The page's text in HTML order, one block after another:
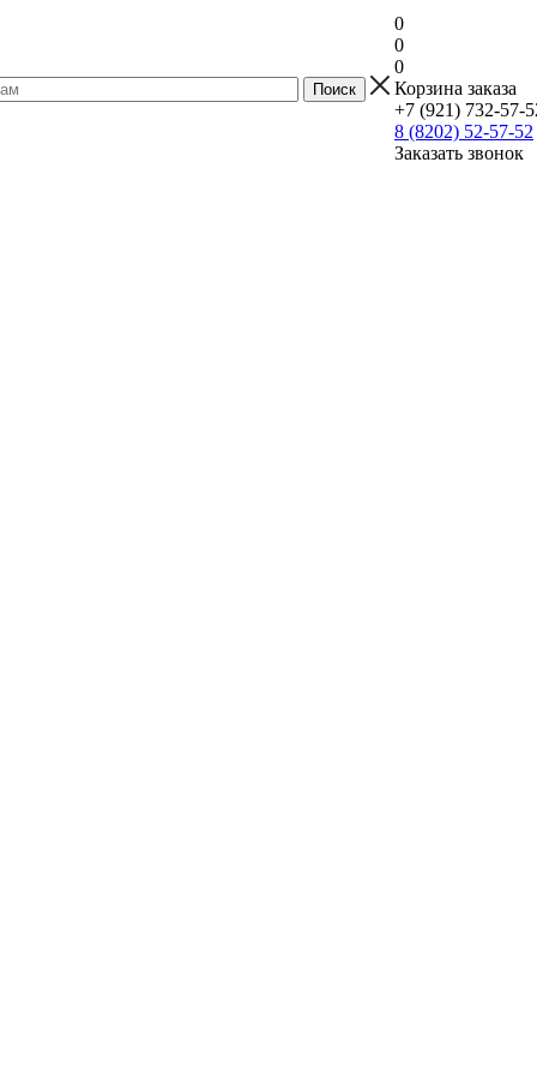
0
0
0
Корзина заказа
+7 (921) 732-57-
8 (8202) 52-57-52
Заказать звонок